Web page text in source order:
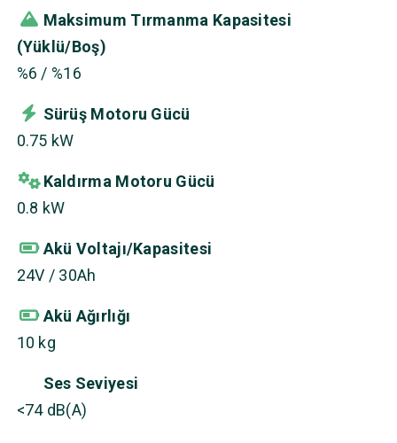
Maksimum Tırmanma Kapasitesi
(Yüklü/Boş)
%6 / %16
Sürüş Motoru Gücü
0.75 kW
Kaldırma Motoru Gücü
0.8 kW
Akü Voltajı/Kapasitesi
24V / 30Ah
Akü Ağırlığı
10 kg
Ses Seviyesi
<74 dB(A)